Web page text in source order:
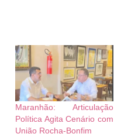
comercializadas 117,7
milhões de unidades de
diferentes produtos, como
geladeiras,…
Maranhão: Articulação
Política Agita Cenário com
União Rocha-Bonfim